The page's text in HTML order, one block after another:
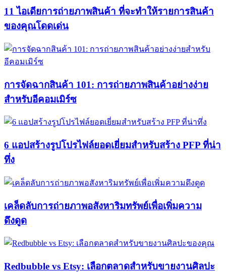
11 ไอเดียการถ่ายภาพสินค้า ที่จะทำให้รายการสินค้า
ของคุณโดดเด่น
การจัดฉากสินค้า 101: การถ่ายภาพสินค้าอย่างง่าย
สำหรับอีคอมเมิร์ซ
6 แอปสร้างรูปโปรไฟล์ยอดเยี่ยมสำหรับสร้าง PFP ที่น่า
ทึ่ง
เคล็ดลับการถ่ายภาพอสังหาริมทรัพย์เพื่อเพิ่มความ
ดึงดูด
Redbubble vs Etsy: เลือกตลาดสำหรับขายงานศิลปะ